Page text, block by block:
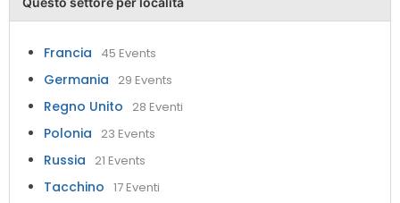
Francia 45 Events
Germania 29 Events
Regno Unito 28 Eventi
Polonia 23 Events
Russia 21 Events
Tacchino 17 Eventi